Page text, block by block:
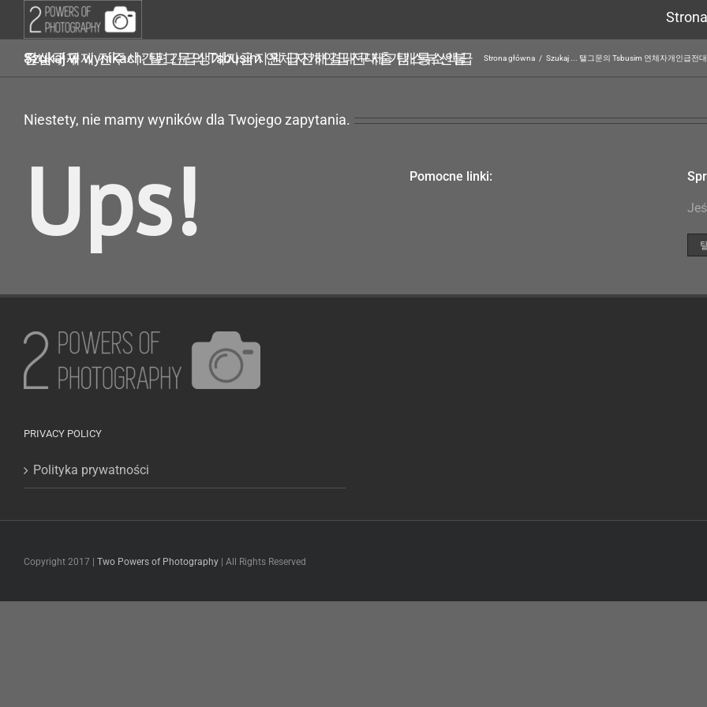
Przejdź
Szukaj w wynikach: 탤그문의 Tsbusim 연체자개인급전대출 탬스뷰선불유심내구제 전주시간편긴급생계자금지원 급전해결내구제 가개통소액급전내구제 Strona główna / Szukaj ... 탤그문의 Tsbusim 연체자개인급전
Niestety, nie mamy wyników dla Twojego zapytania.
Ups! Pomocne linki:
PRIVACY POLICY
Polityka prywatności
Copyright 2017 | Two Powers of Photography | All Rights Reserved